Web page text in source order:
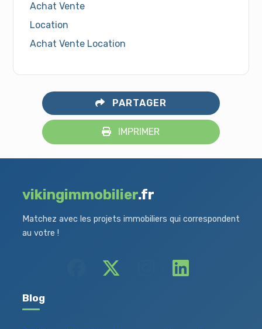
Achat Vente
Location
Achat Vente Location
PARTAGER
IMPRIMER
vikingimmobilier.fr
Matchez avec les projets immobiliers qui correspondent
au votre !
Blog